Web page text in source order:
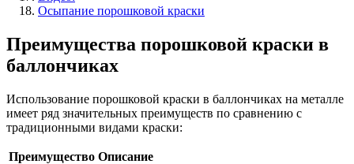
Осыпание порошковой краски
Преимущества порошковой краски в
баллончиках
Использование порошковой краски в баллончиках на металле
имеет ряд значительных преимуществ по сравнению с
традиционными видами краски:
Преимущество Описание